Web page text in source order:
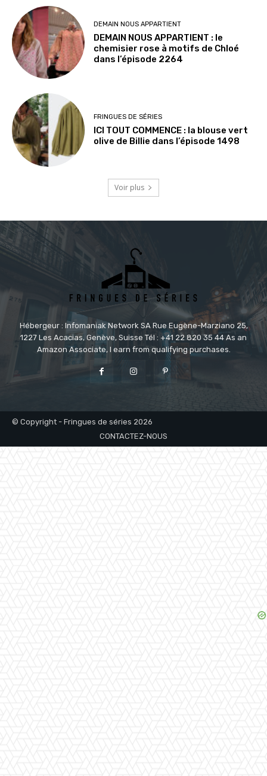
DEMAIN NOUS APPARTIENT
DEMAIN NOUS APPARTIENT : le
chemisier rose à motifs de Chloé
dans l’épisode 2264
FRINGUES DE SÉRIES
ICI TOUT COMMENCE : la blouse vert
olive de Billie dans l’épisode 1498
Voir plus
Hébergeur : Infomaniak Network SA Rue Eugène-Marziano 25,
1227 Les Acacias, Genève, Suisse Tél : +41 22 820 35 44 As an
Amazon Associate, I earn from qualifying purchases.
© Copyright - Fringues de séries 2026
CONTACTEZ-NOUS